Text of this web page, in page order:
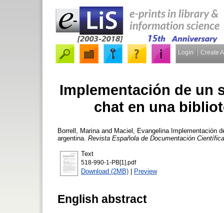
Login Create
Implementación de un
chat en una
Borrell, Marina and Maciel, Evangelina Implementación
argentina. Revista Española de Documentación Científica
Text
518-990-1-PB[1].pdf
Download (2MB) | Preview
English abstract